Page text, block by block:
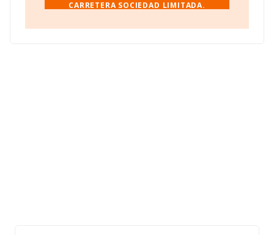
Del Transp, (50820), Zaragoza, Aragón.
En relación con el sector y disponiendo de los datos de
CARRETERA SOCIEDAD LIMITADA.